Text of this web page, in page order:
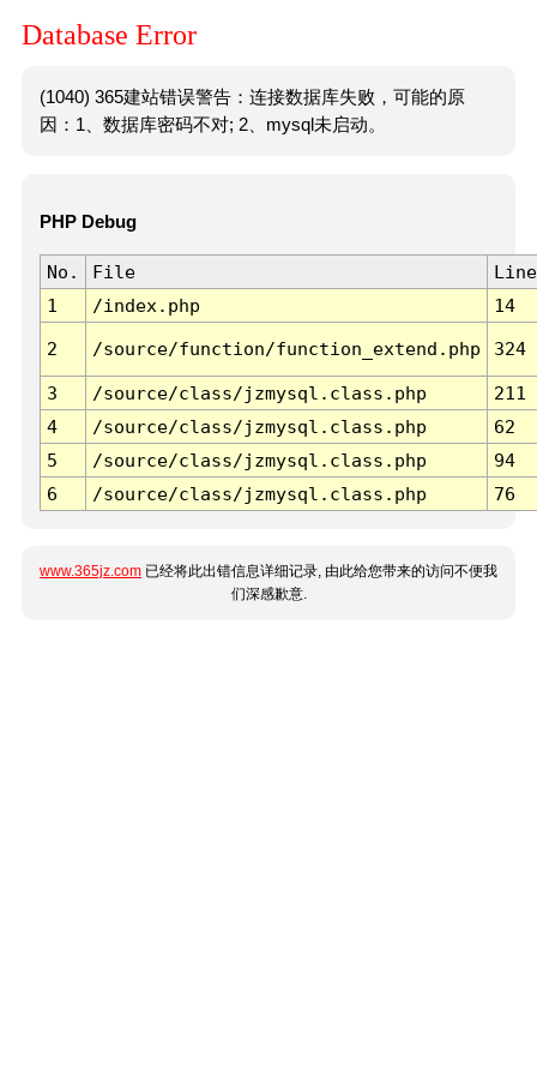
Database Error
(1040) 365建站错误警告：连接数据库失败，可能的原
因：1、数据库密码不对; 2、mysql未启动。
PHP Debug
No. File
Line
1
/index.php 14
2 /source/function/function_extend.php 324
3 /source/class/jzmysql.class.php
211
4
/source/class/jzmysql.class.php
62
5
/source/class/jzmysql.class.php
94
6
/source/class/jzmysql.class.php 76
www.365jz.com 已经将此出错信息详细记录, 由此给您带来的访问不便我
们深感歉意.